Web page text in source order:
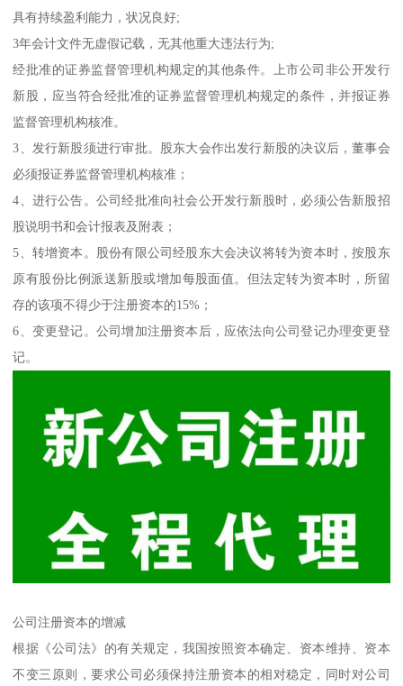
具有持续盈利能力，状况良好;
3年会计文件无虚假记载，无其他重大违法行为;
经批准的证券监督管理机构规定的其他条件。上市公司非公开发行
新股，应当符合经批准的证券监督管理机构规定的条件，并报证券
监督管理机构核准。
3、发行新股须进行审批。股东大会作出发行新股的决议后，董事会
必须报证券监督管理机构核准；
4、进行公告。公司经批准向社会公开发行新股时，必须公告新股招
股说明书和会计报表及附表；
5、转增资本。股份有限公司经股东大会决议将转为资本时，按股东
原有股份比例派送新股或增加每股面值。但法定转为资本时，所留
存的该项不得少于注册资本的15%；
6、变更登记。公司增加注册资本后，应依法向公司登记办理变更登
记。
公司注册资本的增减
根据《公司法》的有关规定，我国按照资本确定、资本维持、资本
不变三原则，要求公司必须保持注册资本的相对稳定，同时对公司